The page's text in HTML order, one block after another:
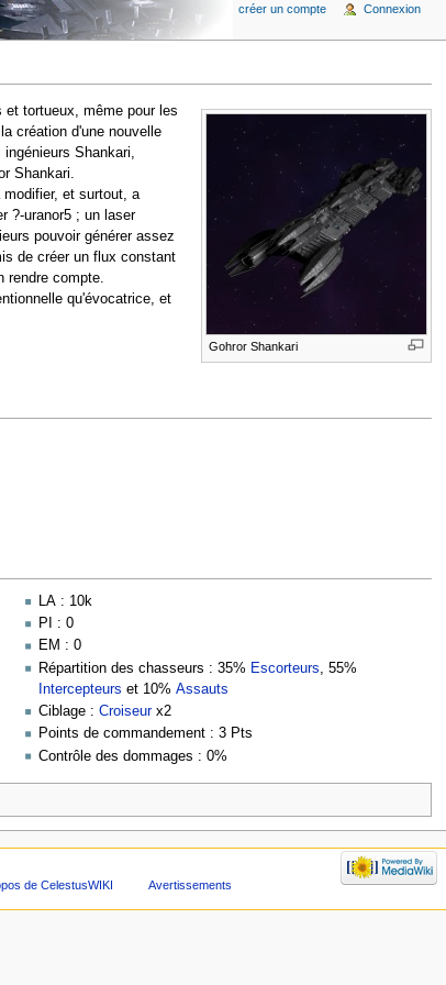
Gohror Shankari
et tortueux, même pour les
création d'une nouvelle
Shankari,
Shankari.
et surtout, a
?-uranor5 ; un laser
pouvoir générer assez
de créer un flux constant
rendre compte.
qu'évocatrice, et
LA : 10k
PI : 0
EM : 0
Répartition des chasseurs : 35% Escorteurs , 55%
Intercepteurs et 10%Assauts
Ciblage :Croiseurx2
Points de commandement : 3 Pts
Contrôle des dommages : 0%
créer un compte Connexion
de CelestusWIKI Avertissements